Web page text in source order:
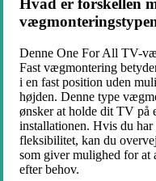
Hvad er forskellen
Denne One For All TV-
Fast vægmontering
i en fast position uden
højden. Denne type
ønsker at holde dit TV på
installationen. Hvis du
fleksibilitet, kan du
som giver mulighed for
efter behov.